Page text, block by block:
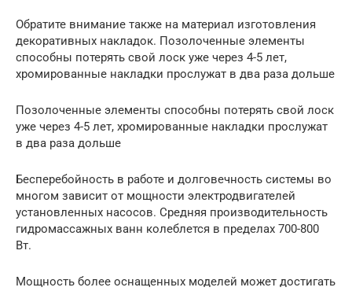
Обратите внимание также на материал изготовления
декоративных накладок. Позолоченные элементы
способны потерять свой лоск уже через 4-5 лет,
хромированные накладки прослужат в два раза дольше
Позолоченные элементы способны потерять свой лоск
уже через 4-5 лет, хромированные накладки прослужат
в два раза дольше
Бесперебойность в работе и долговечность системы во
многом зависит от мощности электродвигателей
установленных насосов. Средняя производительность
гидромассажных ванн колеблется в пределах 700-800
Вт.
Мощность более оснащенных моделей может достигать